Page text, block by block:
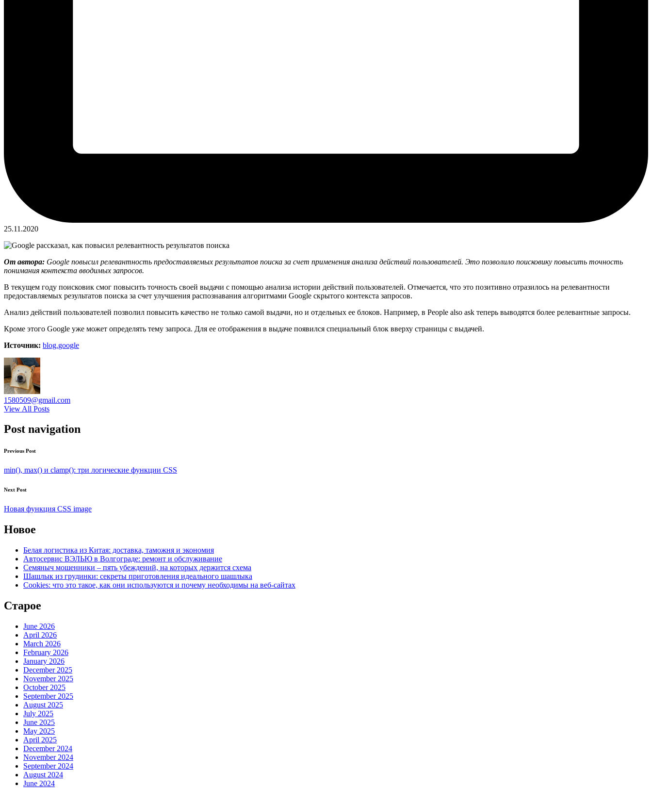
25.11.2020
От автора: Google повысил релевантность предоставляемых результатов поиска за счет применения анализа действий пользователей. Это позволило поисковику повысить точность
понимания контекста вводимых запросов.
В текущем году поисковик смог повысить точность своей выдачи с помощью анализа истории действий пользователей. Отмечается, что это позитивно отразилось на релевантности
предоставляемых результатов поиска за счет улучшения распознавания алгоритмами Google скрытого контекста запросов.
Анализ действий пользователей позволил повысить качество не только самой выдачи, но и отдельных ее блоков. Например, в People also ask теперь выводятся более релевантные запросы.
Кроме этого Google уже может определять тему запроса. Для ее отображения в выдаче появился специальный блок вверху страницы с выдачей.
Источник: blog.google
1580509@gmail.com
View All Posts
Post navigation
Previous Post
min(), max() и clamp(): три логические функции CSS
Next Post
Новая функция CSS image
Новое
Белая логистика из Китая: доставка, таможня и экономия
Автосервис ВЭЛЬЮ в Волгограде: ремонт и обслуживание
Семяныч мошенники – пять убеждений, на которых держится схема
Шашлык из грудинки: секреты приготовления идеального шашлыка
Cookies: что это такое, как они используются и почему необходимы на веб-сайтах
Старое
June 2026
April 2026
March 2026
February 2026
January 2026
December 2025
November 2025
October 2025
September 2025
August 2025
July 2025
June 2025
May 2025
April 2025
December 2024
November 2024
September 2024
August 2024
June 2024